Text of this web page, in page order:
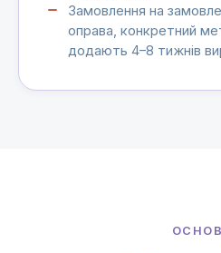
Замовлення на
оправа, конкретний
додають 4–8 тижнів